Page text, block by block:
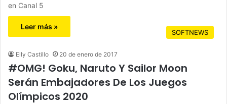
en Canal 5
Leer más »
SOFTNEWS
Elly Castillo 20 de enero de 2017
#OMG! Goku, Naruto Y Sailor Moon
Serán Embajadores De Los Juegos
Olímpicos 2020